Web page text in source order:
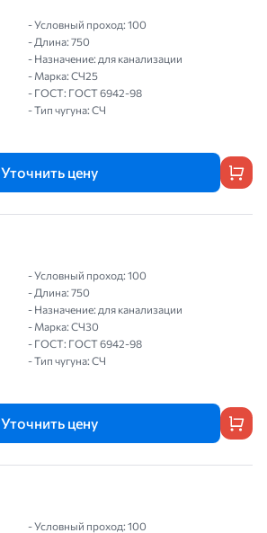
- Условный проход: 100
- Длина: 750
- Назначение: для канализации
- Марка: СЧ25
- ГОСТ: ГОСТ 6942-98
- Тип чугуна: СЧ
Уточнить цену
- Условный проход: 100
- Длина: 750
- Назначение: для канализации
- Марка: СЧ30
- ГОСТ: ГОСТ 6942-98
- Тип чугуна: СЧ
Уточнить цену
- Условный проход: 100